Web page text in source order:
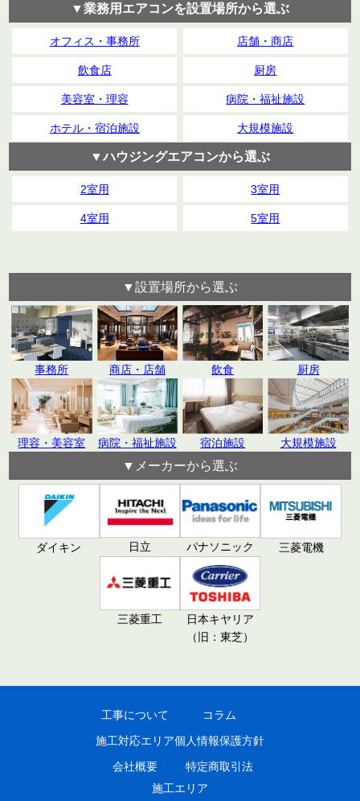
▼業務用エアコンを設置場所から選ぶ
オフィス・事務所 店舗・商店
飲食店 厨房
美容室・理容 病院・福祉施設
ホテル・宿泊施設 大規模施設
▼ハウジングエアコンから選ぶ
2室用 3室用
4室用 5室用
▼設置場所から選ぶ
事務所 商店・店舗 飲食 厨房
理容・美容室 病院・福祉施設 宿泊施設 大規模施設
▼メーカーから選ぶ
ダイキン 日立 パナソニック 三菱電機
三菱重工
日本キヤリア
（旧：東芝）
工事について
施工対応エリア
会社概要
コラム
個人情報保護方針
特定商取引法
施工エリア